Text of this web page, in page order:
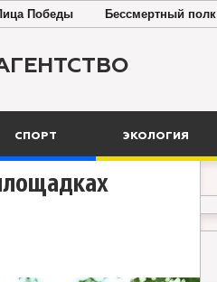
Победы Бессмертный полк
СПОРТ ЭКОЛОГИЯ